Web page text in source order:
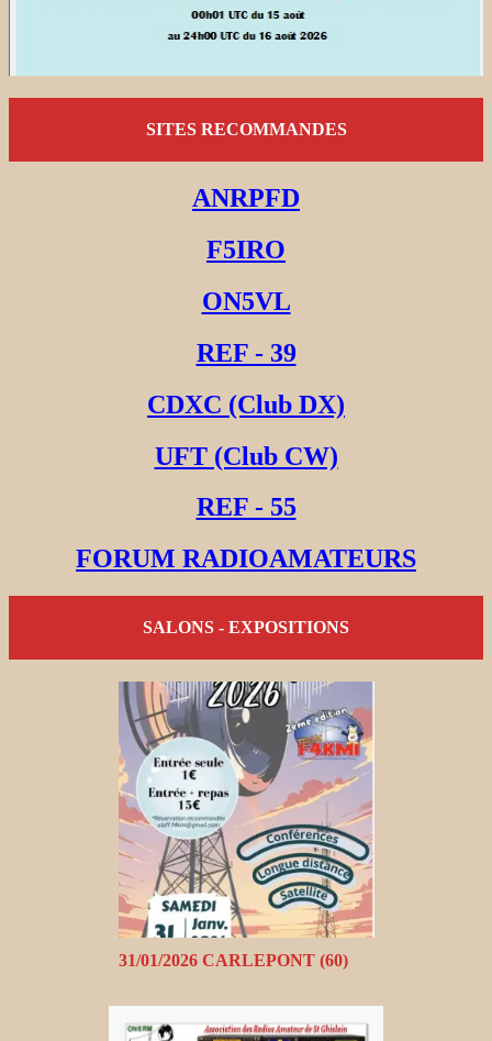
SITES RECOMMANDES
ANRPFD
F5IRO
ON5VL
REF - 39
CDXC (Club DX)
UFT (Club CW)
REF - 55
FORUM RADIOAMATEURS
SALONS - EXPOSITIONS
31/01/2026 CARLEPONT (60)